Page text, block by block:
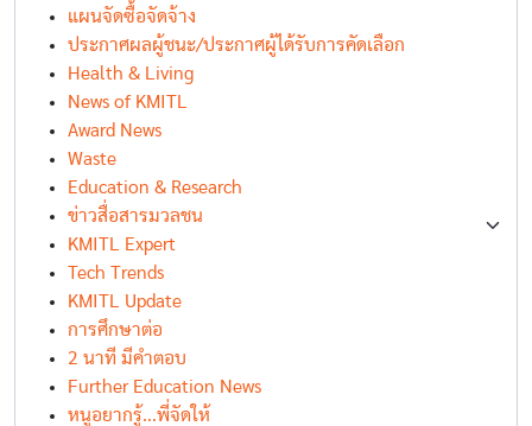
แผนจัดซื้อจัดจ้าง
ประกาศผลผู้ชนะ/ประกาศผู้ได้รับการคัดเลือก
Health & Living
News of KMITL
Award News
Waste
Education & Research
ข่าวสื่อสารมวลชน
KMITL Expert
Tech Trends
KMITL Update
การศึกษาต่อ
2 นาที มีคำตอบ
Further Education News
หนูอยากรู้...พี่จัดให้